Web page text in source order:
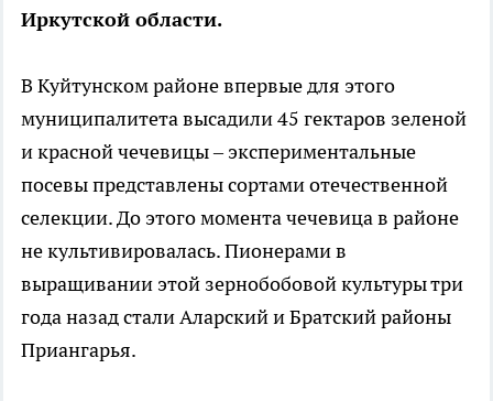
Иркутской области.
В Куйтунском районе впервые для этого
муниципалитета высадили 45 гектаров зеленой
и красной чечевицы – экспериментальные
посевы представлены сортами отечественной
селекции. До этого момента чечевица в районе
не культивировалась. Пионерами в
выращивании этой зернобобовой культуры три
года назад стали Аларский и Братский районы
Приангарья.